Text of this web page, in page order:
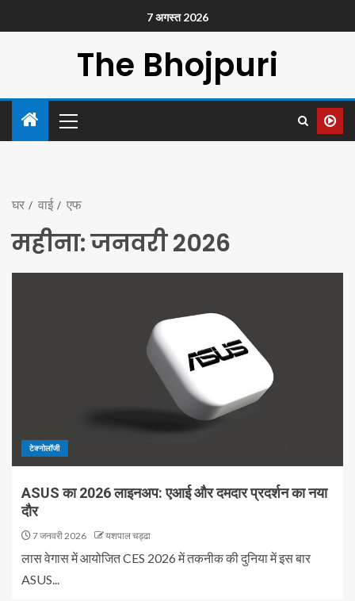
7 अगस्त 2026
The Bhojpuri
घर वाई एफ
महीना:जनवरी 2026
टेक्नोलॉजी
ASUS का 2026 लाइनअप: एआई और दमदार प्रदर्शन का नया
दौर
7 जनवरी 2026 यशपाल चड्ढा
लास वेगास में आयोजित CES 2026 में तकनीक की दुनिया में इस बार
ASUS...